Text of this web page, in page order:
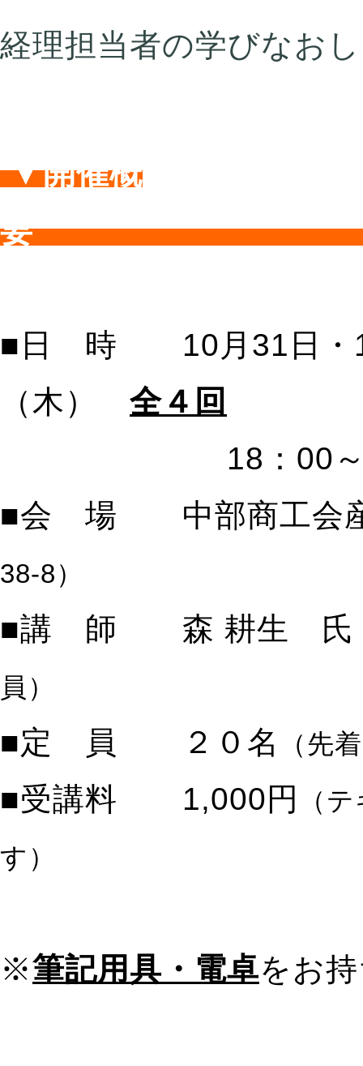
経理担当者の学びなお
▼開催概
■日 時 10月31日・
（木） 全４回
18：00～20
■会 場 中部商工会産
38-8）
■講 師 森 耕生 氏
員）
■定 員 ２０名 （先
■受講料 1,000円
（
す）
※筆記用具・電卓をお